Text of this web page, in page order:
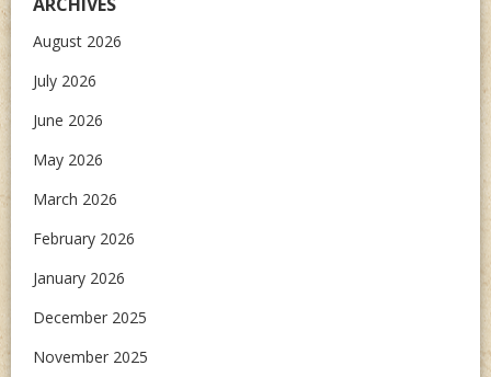
August 2026
July 2026
June 2026
May 2026
March 2026
February 2026
January 2026
December 2025
November 2025